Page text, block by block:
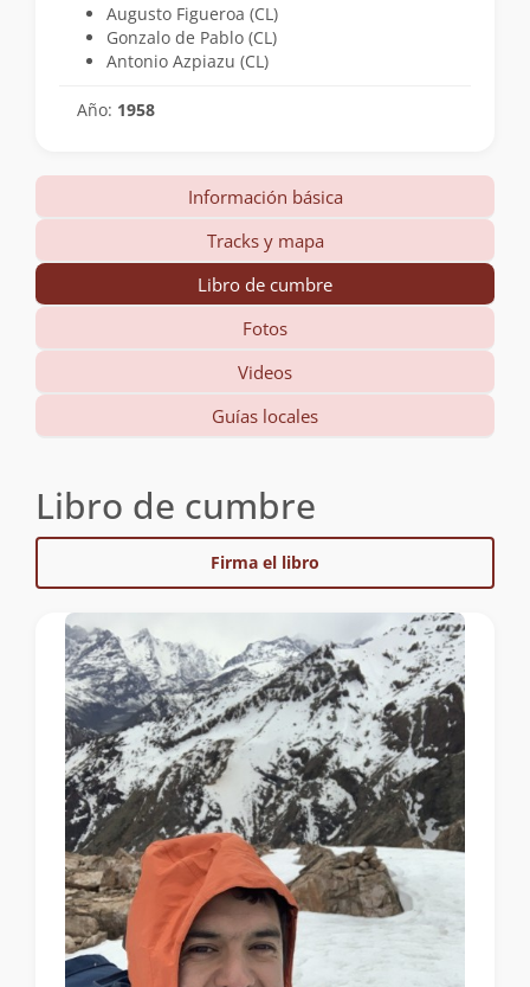
Augusto Figueroa (CL)
Gonzalo de Pablo (CL)
Antonio Azpiazu (CL)
Año: 1958
Información básica
Tracks y mapa
Libro de cumbre
Fotos
Videos
Guías locales
Libro de cumbre
Firma el libro